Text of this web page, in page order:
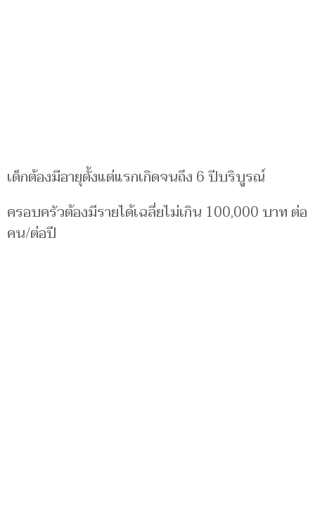
เด็กต้องมีอายุตั้งแต่แรกเกิดจนถึง 6 ปีบริบูรณ์
ครอบครัวต้องมีรายได้เฉลี่ยไม่เกิน 100,000 บาท ต่อ
คน/ต่อปี